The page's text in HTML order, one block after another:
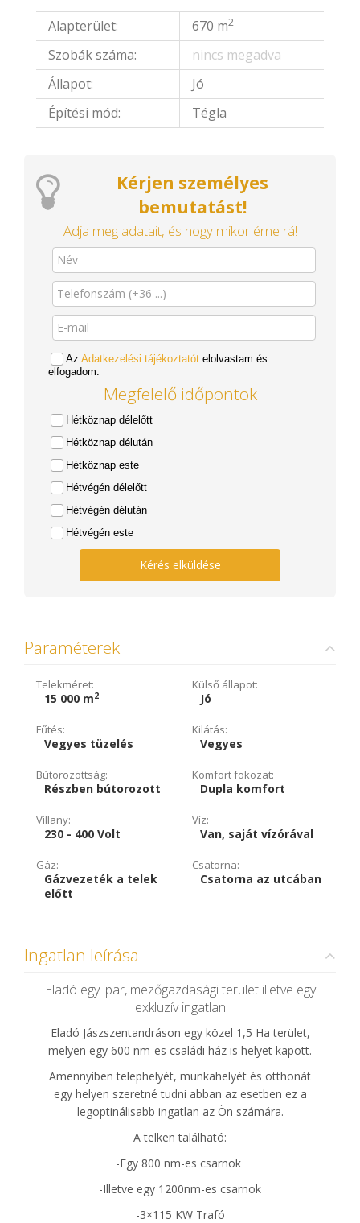
Alapterület: 670 m2
Szobák száma:
nincs megadva
Állapot:
Jó
Építési mód:
Tégla
Kérjen személyes
bemutatást!
Adja meg adatait, és hogy mikor érne rá!
Az Adatkezelési tájékoztatót elolvastam és
elfogadom.
Megfelelő időpontok
Hétköznap délelőtt
Hétköznap délután
Hétköznap este
Hétvégén délelőtt
Hétvégén délután
Hétvégén este
Kérés elküldése
Paraméterek
Telekméret:
15 000 m2
Külső állapot:
Jó
Fűtés:
Vegyes tüzelés
Kilátás:
Vegyes
Bútorozottság:
Részben bútorozott
Komfort fokozat:
Dupla komfort
Villany:
230 - 400 Volt
Víz:
Van, saját vízórával
Gáz:
Gázvezeték a telek
előtt
Csatorna:
Csatorna az utcában
Ingatlan leírása
Eladó egy ipar, mezőgazdasági terület illetve egy
exkluzív ingatlan
Eladó Jászszentandráson egy közel 1,5 Ha terület,
melyen egy 600 nm-es családi ház is helyet kapott.
Amennyiben telephelyét, munkahelyét és otthonát
egy helyen szeretné tudni abban az esetben ez a
legoptinálisabb ingatlan az Ön számára.
A telken található:
-Egy 800 nm-es csarnok
-Illetve egy 1200nm-es csarnok
-3×115 KW Trafó